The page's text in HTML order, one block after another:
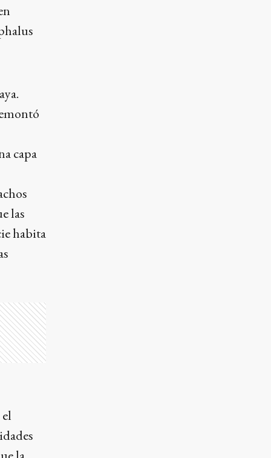
capa
las
habita